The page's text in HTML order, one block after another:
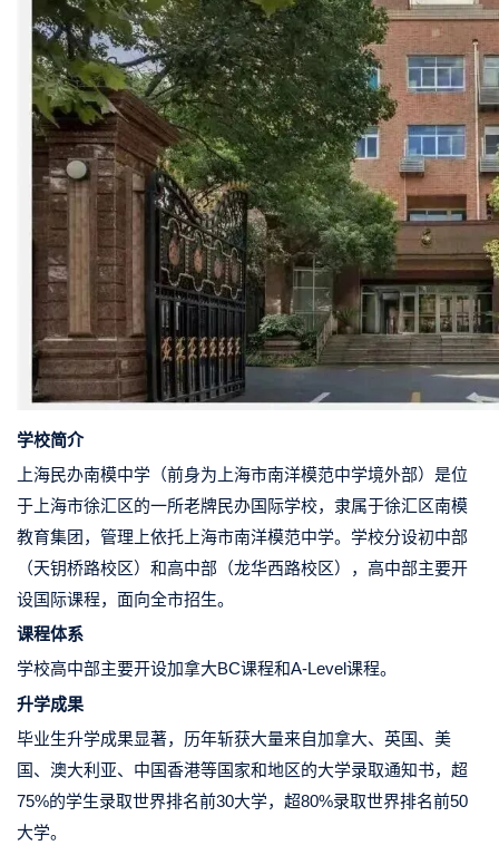
学校简介
上海民办南模中学（前身为上海市南洋模范中学境外部）是位
于上海市徐汇区的一所老牌民办国际学校，隶属于徐汇区南模
教育集团，管理上依托上海市南洋模范中学。学校分设初中部
（天钥桥路校区）和高中部（龙华西路校区），高中部主要开
设国际课程，面向全市招生。
课程体系
学校高中部主要开设加拿大BC课程和A-Level课程。
升学成果
毕业生升学成果显著，历年斩获大量来自加拿大、英国、美
国、澳大利亚、中国香港等国家和地区的大学录取通知书，超
75%的学生录取世界排名前30大学，超80%录取世界排名前50
大学。